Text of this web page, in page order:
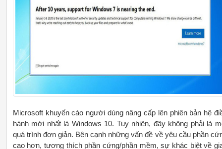
Microsoft khuyến cáo người dùng nâng cấp lên phiên bản hệ
hành mới nhất là Windows 10. Tuy nhiên, đây không phải là
quá trình đơn giản. Bên cạnh những vấn đề về yêu cầu phần
cao hơn, tương thích phần cứng/phần mềm, sự khác biệt về